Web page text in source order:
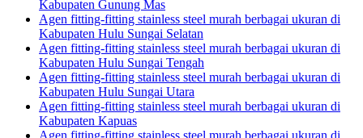
Kabupaten Gunung Mas
Agen fitting-fitting stainless steel murah berbagai ukuran di
Kabupaten Hulu Sungai Selatan
Agen fitting-fitting stainless steel murah berbagai ukuran di
Kabupaten Hulu Sungai Tengah
Agen fitting-fitting stainless steel murah berbagai ukuran di
Kabupaten Hulu Sungai Utara
Agen fitting-fitting stainless steel murah berbagai ukuran di
Kabupaten Kapuas